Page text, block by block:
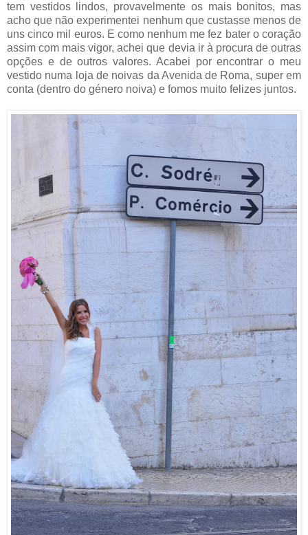
tem vestidos lindos, provavelmente os mais bonitos, mas
acho que não experimentei nenhum que custasse menos de
uns cinco mil euros. E como nenhum me fez bater o coração
assim com mais vigor, achei que devia ir à procura de outras
opções e de outros valores. Acabei por encontrar o meu
vestido numa loja de noivas da Avenida de Roma, super em
conta (dentro do género noiva) e fomos muito felizes juntos.